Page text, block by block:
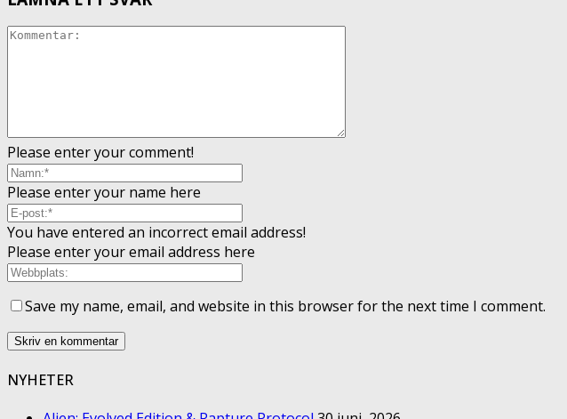
Please enter your comment!
Please enter your name here
You have entered an incorrect email address!
Please enter your email address here
Save my name, email, and website in this browser for the next time I comment.
NYHETER